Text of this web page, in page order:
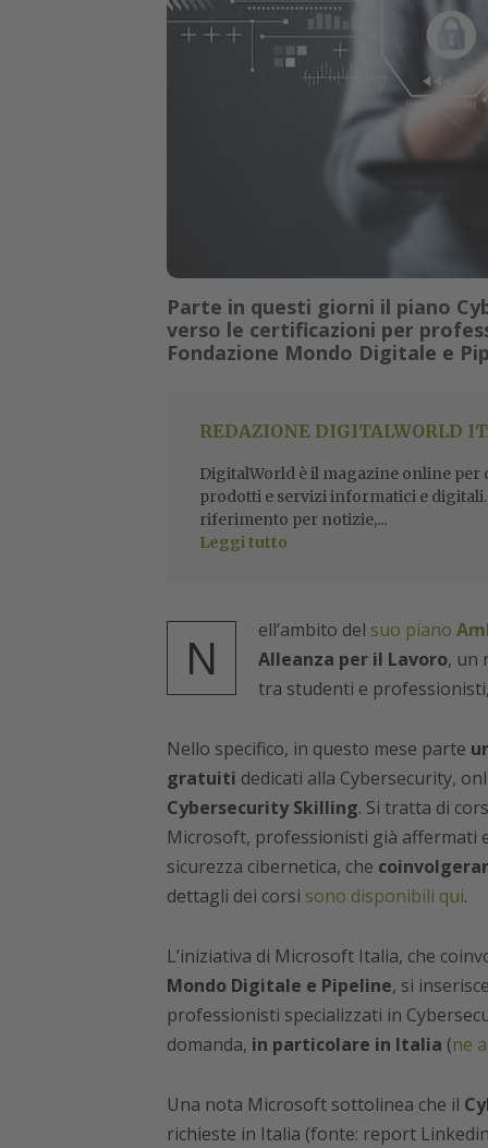
Parte in questi giorni il piano
verso le certificazioni per
Fondazione Mondo Digitale e
REDAZIONE DIGITALWORLD
DigitalWorld è il magazine online per
prodotti e servizi informatici e
riferimento per notizie,...
Leggi tutto
N ell’ambito del suo piano
Alleanza per il Lavoro, un
tra studenti e
Nello specifico, in questo mese parte
gratuiti dedicati alla Cybersecurity,
Cybersecurity Skilling. Si tratta di
Microsoft, professionisti già affermati
sicurezza cibernetica, che
dettagli dei corsi sono disponibili qui.
L’iniziativa di Microsoft Italia, che
Mondo Digitale e Pipeline, si
professionisti specializzati in
domanda, in particolare in Italia (ne
Una nota Microsoft sottolinea che il
richieste in Italia (fonte: report